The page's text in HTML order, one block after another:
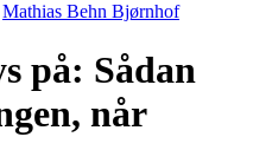
Mathias Behn Bjørnhof
på: Sådan
når